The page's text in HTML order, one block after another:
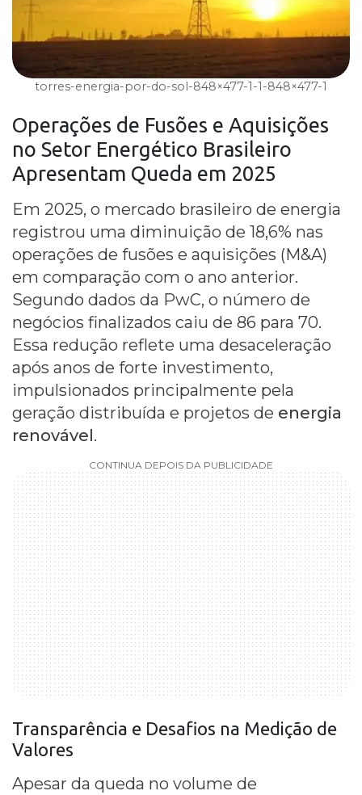
torres-energia-por-do-sol-848×477-1-1-848×477-1
Operações de Fusões e Aquisições
no Setor Energético Brasileiro
Apresentam Queda em 2025
Em 2025, o mercado brasileiro de energia
registrou uma diminuição de 18,6% nas
operações de fusões e aquisições (M&A)
em comparação com o ano anterior.
Segundo dados da PwC, o número de
negócios finalizados caiu de 86 para 70.
Essa redução reflete uma desaceleração
após anos de forte investimento,
impulsionados principalmente pela
geração distribuída e projetos de energia
renovável.
CONTINUA DEPOIS DA PUBLICIDADE
Transparência e Desafios na Medição de
Valores
Apesar da queda no volume de